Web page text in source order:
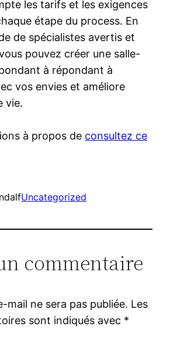
les tarifs et les exigences
étape du process. En
de spécialistes avertis et
pouvez créer une salle-
à répondant à
vos envies et améliore
vie.
à propos de consultez ce
Uncategorized
commentaire
mail ne sera pas publiée. Les
sont indiqués avec *